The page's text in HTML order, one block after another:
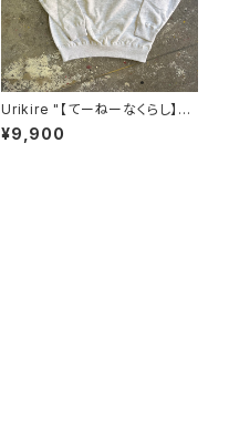
Urikire "【てーねーなくらし】S
weatshirt"
¥9,900